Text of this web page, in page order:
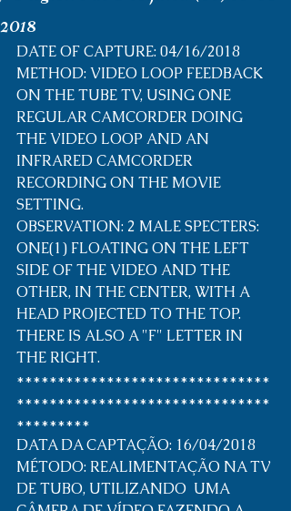
2018
DATE OF CAPTURE: 04/16/2018
METHOD: VIDEO LOOP FEEDBACK
ON THE TUBE TV, USING ONE
REGULAR CAMCORDER DOING
THE VIDEO LOOP AND AN
INFRARED CAMCORDER
RECORDING ON THE MOVIE
SETTING.
OBSERVATION: 2 MALE SPECTERS:
ONE(1) FLOATING ON THE LEFT
SIDE OF THE VIDEO AND THE
OTHER, IN THE CENTER, WITH A
HEAD PROJECTED TO THE TOP.
THERE IS ALSO A "F" LETTER IN
THE RIGHT.
*******************************
*******************************
*********
DATA DA CAPTAÇÃO: 16/04/2018
MÉTODO: REALIMENTAÇÃO NA TV
DE TUBO, UTILIZANDO  UMA